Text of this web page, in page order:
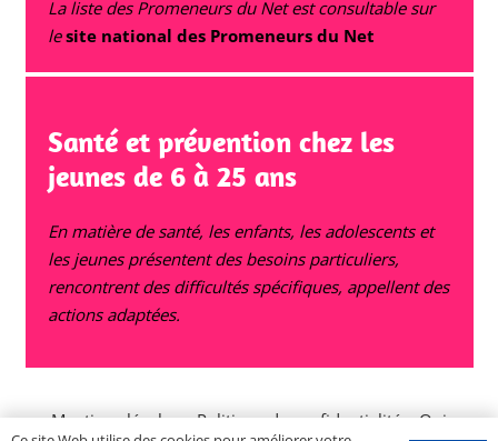
La liste des Promeneurs du Net est consultable sur
le site national des Promeneurs du Net
Santé et prévention chez les
jeunes de 6 à 25 ans
En matière de santé, les enfants, les adolescents et
les jeunes présentent des besoins particuliers,
rencontrent des difficultés spécifiques, appellent des
actions adaptées.
Mentions légales–Politique de confidentialité–Qui